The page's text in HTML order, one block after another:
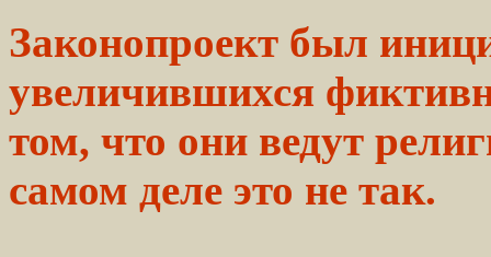
Законопроект был
увеличившихся
том, что они ведут
самом деле это не так.